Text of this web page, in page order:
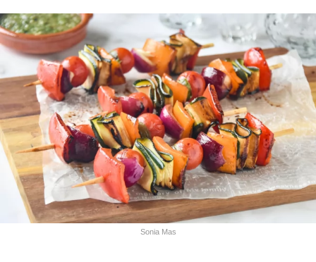
Sonia Mas